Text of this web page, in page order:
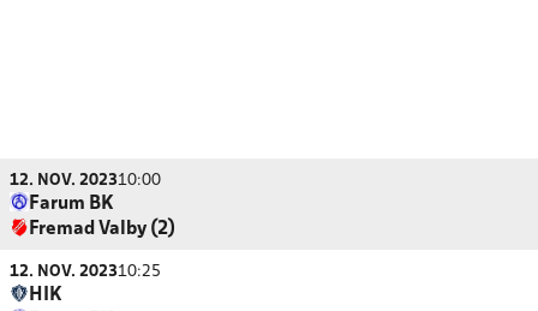
12. NOV. 202310:00
Farum BK
Fremad Valby (2)
12. NOV. 202310:25
HIK